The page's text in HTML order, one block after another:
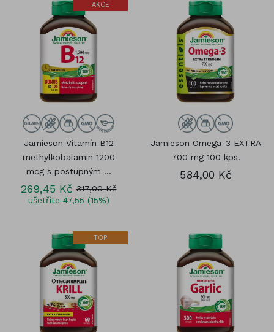
AKCE
Jamieson Vitamín B12
methylkobalamin 1200
mcg s postupným ...
269,45 Kč 317,00 Kč
ušetříte 47,55 (15%)
Jamieson Omega-3 EXTRA
700 mg 100 kps.
584,00 Kč
TOP